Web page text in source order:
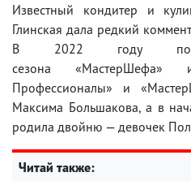
Известный кондитер и
Глинская дала редкий
В 2022 году
сезона «МастерШефа»
Профессионалы» и
Максима Большакова, а в
родила двойню — девочек
Читай также: